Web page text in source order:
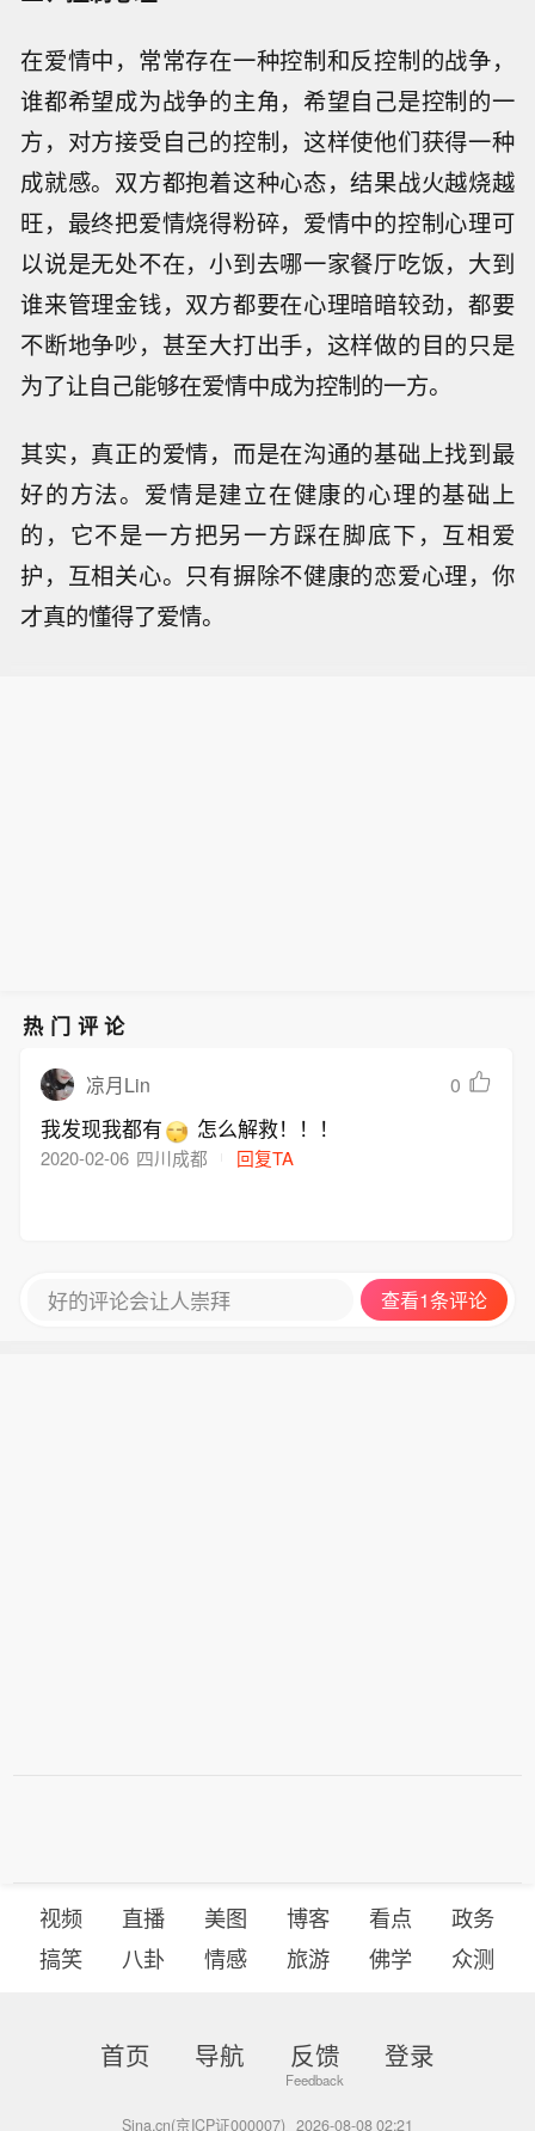
在爱情中，常常存在一种控制和反控制的战争，
谁都希望成为战争的主角，希望自己是控制的一
方，对方接受自己的控制，这样使他们获得一种
成就感。双方都抱着这种心态，结果战火越烧越
旺，最终把爱情烧得粉碎，爱情中的控制心理可
以说是无处不在，小到去哪一家餐厅吃饭，大到
谁来管理金钱，双方都要在心理暗暗较劲，都要
不断地争吵，甚至大打出手，这样做的目的只是
为了让自己能够在爱情中成为控制的一方。
其实，真正的爱情，而是在沟通的基础上找到最
好的方法。爱情是建立在健康的心理的基础上
的，它不是一方把另一方踩在脚底下，互相爱
护，互相关心。只有摒除不健康的恋爱心理，你
才真的懂得了爱情。
热门评论
凉月Lin 0
我发现我都有 怎么解救！！！
2020-02-06 四川成都 回复TA
好的评论会让人崇拜 查看1条评论
视频 直播 美图 博客 看点
政务
搞笑
八卦 情感 旅游 佛学 众测
首页 导航 反馈 登录
Sina.cn(京ICP证000007) 2026-08-08 02:21